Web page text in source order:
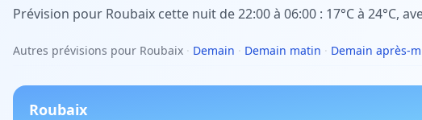
Prévision pour Roubaix cette nuit de 22:00 à 06:00 : 17°C à 24°C,
Autres prévisions pour Roubaix · Demain · Demain matin · Demain après-
Roubaix